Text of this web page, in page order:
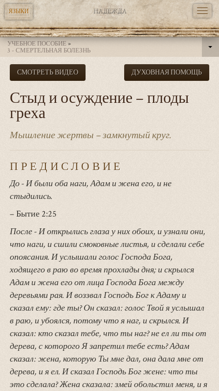
Перейти
основному
содержанию
ЯЗЫКИ
УЧЕБНОЕ ПОСОБИЕ»
3 - СМЕРТЕЛЬНАЯ БОЛЕЗНЬ
СМОТРЕТЬ ВИДЕО ДУХОВНАЯ ПОМОЩЬ
Стыд и осуждение – плоды
греха
Мышление жертвы – замкнутый круг.
ПРЕДИСЛОВИЕ
До - И были оба наги, Адам и жена его, и не
стыдились.
– Бытие 2:25
После - И открылись глаза у них обоих, и узнали они,
что наги, и сшили смоковные листья, и сделали себе
опоясания. И услышали голос Господа Бога,
ходящего в раю во время прохлады дня; и скрылся
Адам и жена его от лица Господа Бога между
деревьями рая. И воззвал Господь Бог к Адаму и
сказал ему: где ты? Он сказал: голос Твой я услышал
в раю, и убоялся, потому что я наг, и скрылся. И
сказал: кто сказал тебе, что ты наг? не ел ли ты от
дерева, с которого Я запретил тебе есть? Адам
сказал: жена, которую Ты мне дал, она дала мне от
дерева, и я ел. И сказал Господь Бог жене: что ты
это сделала? Жена сказала: змей обольстил меня, и я